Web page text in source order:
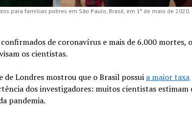
para famílias pobres em São Paulo, Brasil, em 1º de maio de 2020.
de coronavírus e mais de 6.000
os cientistas.
de Londres mostrou que o Brasil possui a maior taxa
dos investigadores: muitos cientistas
pandemia.